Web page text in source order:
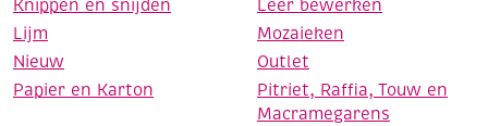
Knippen en snijden
Leer bewerken
Lijm
Mozaieken
Nieuw
Outlet
Papier en Karton
Pitriet, Raffia, Touw en
Macramegarens